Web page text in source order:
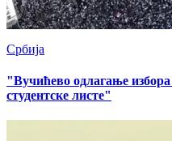
Србија
"Вучићево одлагање избора
студентске листе"